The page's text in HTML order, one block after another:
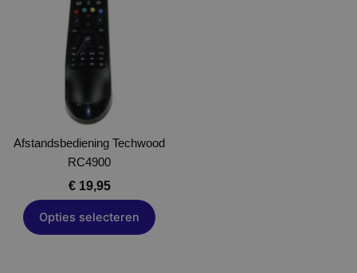
Afstandsbediening Techwood
RC4900
€19,95
Opties selecteren
heeft
meerdere
variaties.
Deze
kan
gekozen
worden
op
de
productpagina